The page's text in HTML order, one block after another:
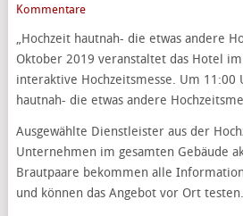
Kommentare
„Hochzeit hautnah- die etwas andere
Oktober 2019 veranstaltet das Hotel
interaktive Hochzeitsmesse. Um 11:00
hautnah- die etwas andere
Ausgewählte Dienstleister aus der
Unternehmen im gesamten Gebäude
Brautpaare bekommen alle
und können das Angebot vor Ort testen.